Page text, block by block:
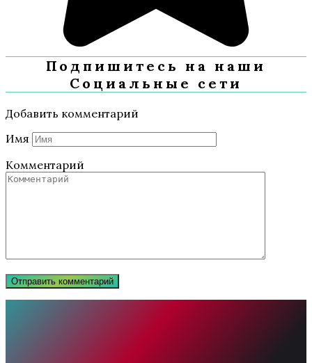
Подпишитесь на наши
Социальные сети
Добавить комментарий
Имя
Комментарий